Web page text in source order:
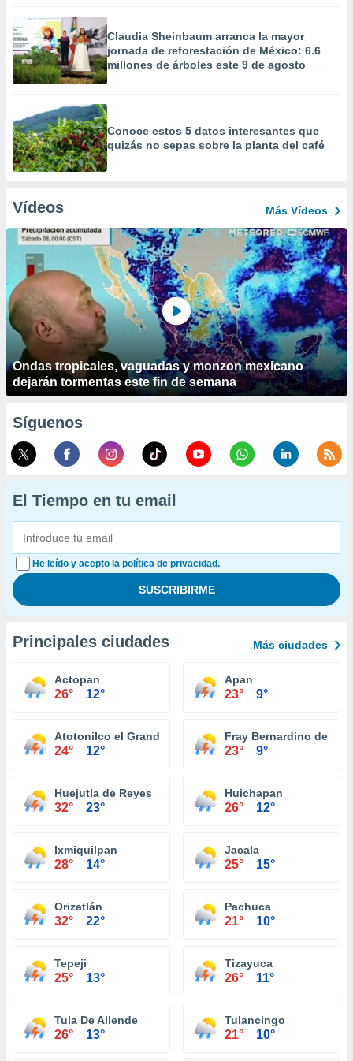
Claudia Sheinbaum arranca la mayor
jornada de reforestación de México: 6.6
millones de árboles este 9 de agosto
Conoce estos 5 datos interesantes que
quizás no sepas sobre la planta del café
Vídeos Más Vídeos
Ondas tropicales, vaguadas y monzon mexicano
dejarán tormentas este fin de semana
Síguenos
El Tiempo en tu email
He leído y acepto la política de privacidad.
Principales ciudades Más ciudades
Actopan
26° 12°
Apan
23° 9°
Atotonilco el Grande
24° 12°
Fray Bernardino de
23° 9°
Huejutla de Reyes
32° 23°
Huichapan
26° 12°
Ixmiquilpan
28° 14°
Jacala
25° 15°
Orizatlán
32° 22°
Pachuca
21° 10°
Tepeji
25° 13°
Tizayuca
26° 11°
Tula De Allende
26° 13°
Tulancingo
21° 10°